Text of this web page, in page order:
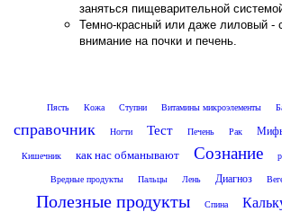
заняться пищеварительной
Темно-красный или даже лиловый -
внимание на почки и печень.
Пясть Кожа Ступни Витамины микроэлементы
справочник Ногти Тест Печень Рак
Кишечник как нас обманывают Сознание
Вредные продукты Пальцы Лень Диагноз
Полезные продукты Спина